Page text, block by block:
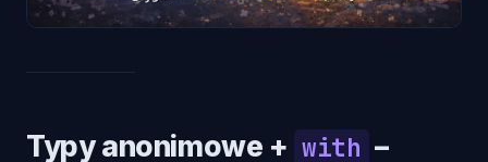
Typy anonimowe + with –